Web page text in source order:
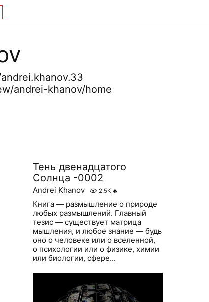
andrei-khanov/home
Тень двенадцатого
Солнца -0002
Andrei Khanov 2.5K 🔥
Книга — размышление о природе
любых размышлений. Главный
тезис — существует матрица
мышления, и любое знание — будь
оно о человеке или о вселенной,
о психологии или о физике, химии
или биологии, сфере...